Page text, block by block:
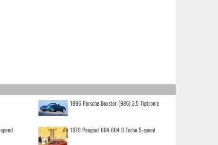
1996 Porsche Boxster (986) 2.5 Tiptronic
1979 Peugeot 604 604 D Turbo 5-speed